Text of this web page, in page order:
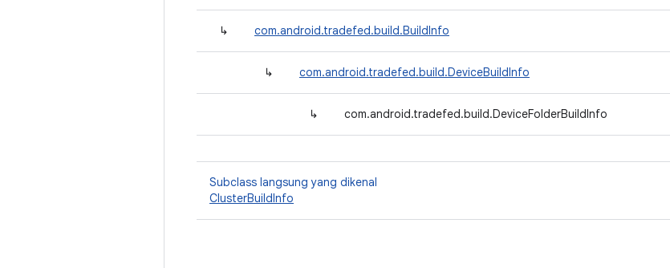
↳ com.android.tradefed.build.BuildInfo
↳ com.android.tradefed.build.DeviceBuildInfo
↳ com.android.tradefed.build.DeviceFolderBuildInfo
Subclass langsung yang dikenal
ClusterBuildInfo